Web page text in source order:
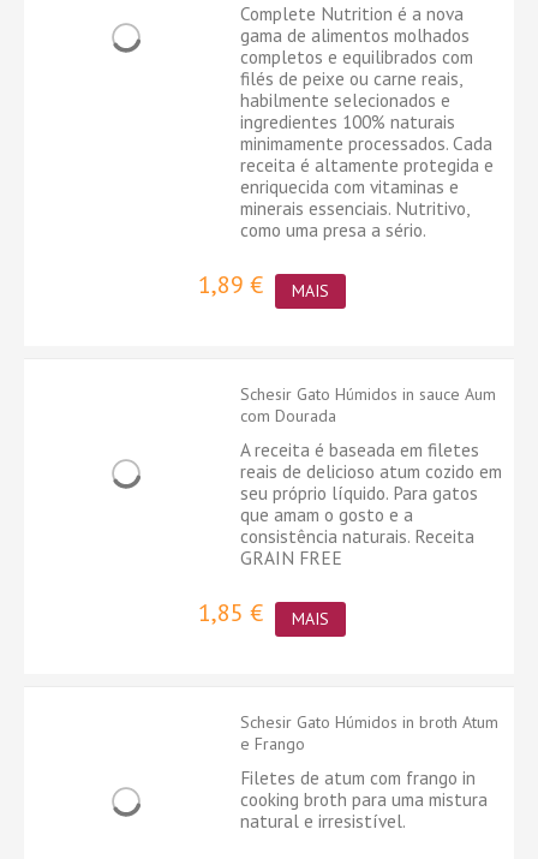
Complete Nutrition é a nova
gama de alimentos molhados
completos e equilibrados com
filés de peixe ou carne reais,
habilmente selecionados e
ingredientes 100% naturais
minimamente processados. Cada
receita é altamente protegida e
enriquecida com vitaminas e
minerais essenciais. Nutritivo,
como uma presa a sério.
1,89 € MAIS
Schesir Gato Húmidos in sauce Aum
com Dourada
A receita é baseada em filetes
reais de delicioso atum cozido em
seu próprio líquido. Para gatos
que amam o gosto e a
consistência naturais. Receita
GRAIN FREE
1,85 € MAIS
Schesir Gato Húmidos in broth Atum
e Frango
Filetes de atum com frango in
cooking broth para uma mistura
natural e irresistível.